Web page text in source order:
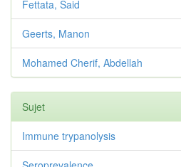
Fettata, Said
Geerts, Manon
Mohamed Cherif, Abdellah
Sujet
Immune trypanolysis